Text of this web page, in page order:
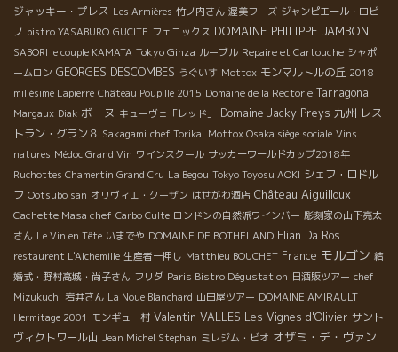
ジャッキー・プレス Les Armières 竹ノ内さん 渥美フーズ ジャンピエール・ロビ
ノ bistro YASABURO GUCITE フェニックス DOMAINE PHILIPPE JAMBON
SABORI le couple KAMATA Tokyo Ginza ルーブル Repaire et Cartouche シャポ
ームロン GEORGES DESCOMBES うぐいす Mottox モンマルトルの丘 2018
millésime Lapierre Château Poupille 2015 Domaine de la Rectorie Tarragona
Margaux Diak ボーヌ キューヴェ「レッド」 Domaine Jacky Preys 九州 レス
トラン・グラン８ Sakagami chef Torikai Mottox Osaka siège sociale Vins
natures Médoc Grand Vin ワインスクール サッカーワールドカップ2018年
Ruchottes Chamertin Grand Cru La Begou Tokyo Toyosu AOKI シェフ・ロドル
フ Ootsubo san オリヴィエ・クーザン はせがわ酒店 Château Aiguilloux
Cachette Masa chef Carbo Culte ロンドンの自然派ワインバー 彫刻家の山下亮太
さん Le Vin en Tête いまでや DOMAINE DE BOTHELAND Elian Da Ros
restaurent L'Alchemille 生産者一押し Matthieu BOUCHET France モルゴン 結
婚式・野村高城・尚子さん フリダ Paris Bistro Dégustation 日酒販ツアー chef
Mizukuchi 岩井さん La Noue Blanchard 山田屋ツアー DOMAINE AMIRAULT
Hermitage 2001 モンギュー村 Valentin VALLES Les Vignes d'Olivier サント
ヴィクトワール山 Jean Michel Stephan ミレジム・ビオ オザミ・デ・ヴァン